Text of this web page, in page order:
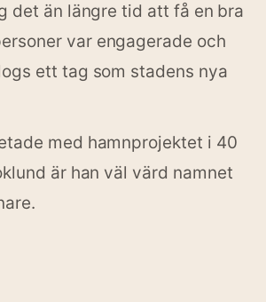
det än längre tid att få en bra
var engagerade och
ett tag som stadens nya
med hamnprojektet i 40
är han väl värd namnet